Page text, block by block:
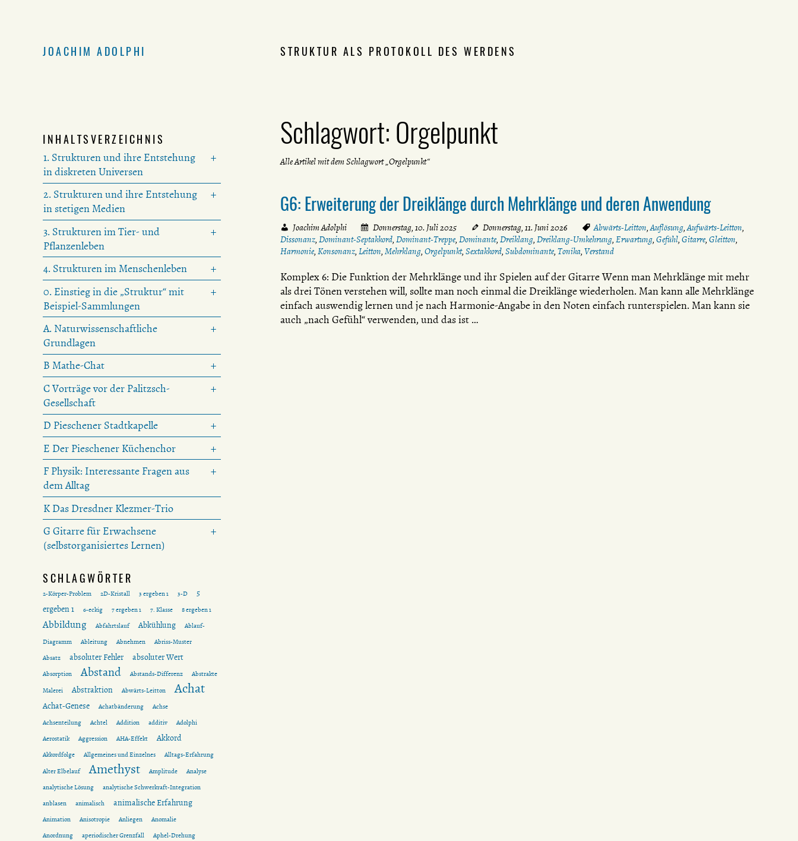
JOACHIM ADOLPHI STRUKTUR ALS PROTOKOLL DES WERDENS
Schlagwort:Orgelpunkt
Alle Artikel mit dem Schlagwort „Orgelpunkt“
G6: Erweiterung der Dreiklänge durch Mehrklänge und deren Anwendung
Joachim Adolphi Donnerstag, 10. Juli 2025 Donnerstag, 11. Juni 2026 Abwärts-Leitton,Auflösung,Aufwärts-Leitton,
Dissonanz, Dominant-Septakkord, Dominant-Treppe, Dominante, Dreiklang, Dreiklang-Umkehrung, Erwartung, Gefühl, Gitarre, Gleitton,
Harmonie, Konsonanz, Leitton, Mehrklang, Orgelpunkt, Sextakkord, Subdominante, Tonika, Verstand
Komplex 6: Die Funktion der Mehrklänge und ihr Spielen auf der Gitarre Wenn man Mehrklänge mit mehr
als drei Tönen verstehen will, sollte man noch einmal die Dreiklänge wiederholen. Man kann alle Mehrklänge
einfach auswendig lernen und je nach Harmonie-Angabe in den Noten einfach runterspielen. Man kann sie
auch „nach Gefühl“ verwenden, und das ist …
INHALTSVERZEICHNIS
1. Strukturen und ihre Entstehung
in diskreten Universen
2. Strukturen und ihre Entstehung
in stetigen Medien
3. Strukturen im Tier- und
Pflanzenleben
4. Strukturen im Menschenleben
0. Einstieg in die „Struktur“ mit
Beispiel-Sammlungen
A. Naturwissenschaftliche
Grundlagen
B Mathe-Chat
C Vorträge vor der Palitzsch-
Gesellschaft
D Pieschener Stadtkapelle
E Der Pieschener Küchenchor
F Physik: Interessante Fragen aus
dem Alltag
K Das Dresdner Klezmer-Trio
G Gitarre für Erwachsene
(selbstorganisiertes Lernen)
SCHLAGWÖRTER
2-Körper-Problem 2D-Kristall 3 ergeben 1 3-D
5
ergeben 1
6-eckig 7 ergeben 1 7. Klasse 8 ergeben 1
Abbildung Abfahrtslauf Abkühlung
Ablauf-
Diagramm
Ableitung Abnehmen
Abriss-Muster
Absatz
absoluter Fehler absoluter Wert
Absorption Abstand Abstands-Differenz
Abstrakte
Malerei
Abstraktion Abwärts-Leitton Achat
Achat-Genese Achatbänderung
Achse
Achsenteilung
Achtel Addition additiv
Adolphi
Aerostatik
Aggression AHA-Effekt Akkord
Akkordfolge Allgemeines und Einzelnes
Alltags-Erfahrung
Alter Elbelauf
Amethyst Amplitude
Analyse
analytische Lösung
analytische Schwerkraft-Integration
anblasen
animalisch animalische Erfahrung
Animation Anisotropie Anliegen
Anomalie
Anordnung
aperiodischer Grenzfall
Aphel-Drehung